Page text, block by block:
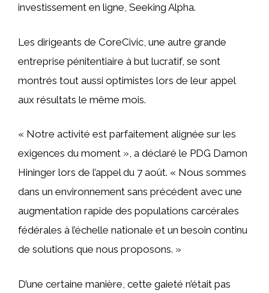
investissement en ligne, Seeking Alpha.
Les dirigeants de CoreCivic, une autre grande
entreprise pénitentiaire à but lucratif, se sont
montrés tout aussi optimistes lors de leur appel
aux résultats le même mois.
« Notre activité est parfaitement alignée sur les
exigences du moment », a déclaré le PDG Damon
Hininger lors de l’appel du 7 août. « Nous sommes
dans un environnement sans précédent avec une
augmentation rapide des populations carcérales
fédérales à l’échelle nationale et un besoin continu
de solutions que nous proposons. »
D’une certaine manière, cette gaieté n’était pas